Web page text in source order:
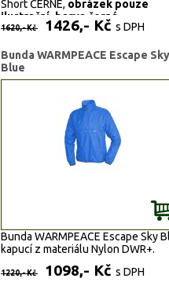
Short ČERNÉ, obrázek pouze
ilustrační, barva černá.
1620,- Kč 1426,- Kč s DPH
Bunda WARMPEACE Escape Sky
Blue
Bunda WARMPEACE Escape Sky
kapucí z materiálu Nylon DWR+.
1220,- Kč 1098,- Kč s DPH